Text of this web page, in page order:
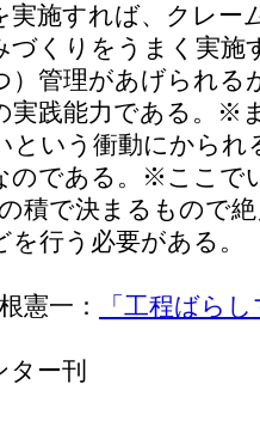
施すれば、クレー
くりをうまく実施
）管理があげられ
実践能力である。※
という衝動にから
のである。※ここで
積で決まるもので
行う必要がある。
憲一：
「工程ばら
ー刊